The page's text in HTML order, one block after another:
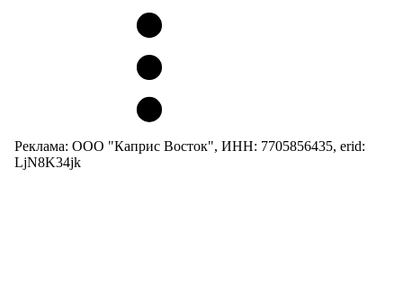
Реклама: ООО "Каприс Восток", ИНН: 7705856435, erid:
LjN8K34jk